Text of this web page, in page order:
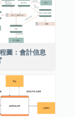
圖：會計信息